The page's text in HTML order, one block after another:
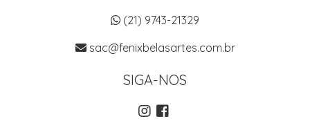
(21) 9743-21329
sac@fenixbelasartes.com.br
SIGA-NOS